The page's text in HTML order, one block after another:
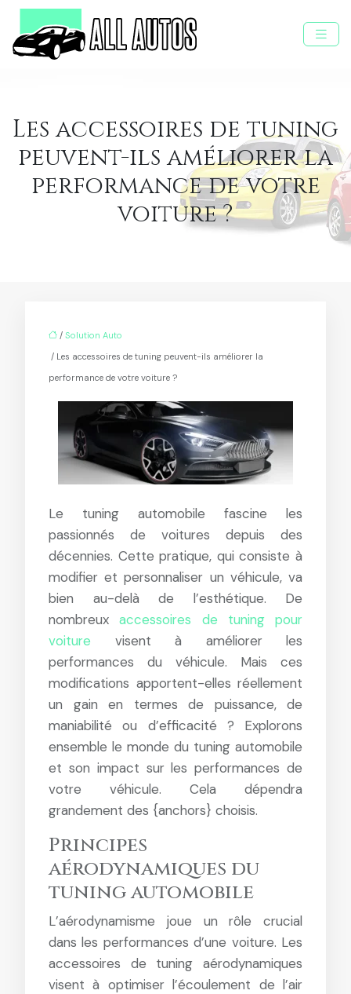
Les accessoires de tuning
peuvent-ils améliorer la
performance de votre
voiture ?
/ Solution Auto
/ Les accessoires de tuning peuvent-ils améliorer la
performance de votre voiture ?
Le tuning automobile fascine les
passionnés de voitures depuis des
décennies. Cette pratique, qui consiste à
modifier et personnaliser un véhicule, va
bien au-delà de l’esthétique. De
nombreuxaccessoires de tuning pour
voiture visent à améliorer les
performances du véhicule. Mais ces
modifications apportent-elles réellement
un gain en termes de puissance, de
maniabilité ou d’efficacité ? Explorons
ensemble le monde du tuning automobile
et son impact sur les performances de
votre véhicule. Cela dépendra
grandement des {anchors} choisis.
Principes
aérodynamiques du
tuning automobile
L’aérodynamisme joue un rôle crucial
dans les performances d’une voiture. Les
accessoires de tuning aérodynamiques
visent à optimiser l’écoulement de l’air